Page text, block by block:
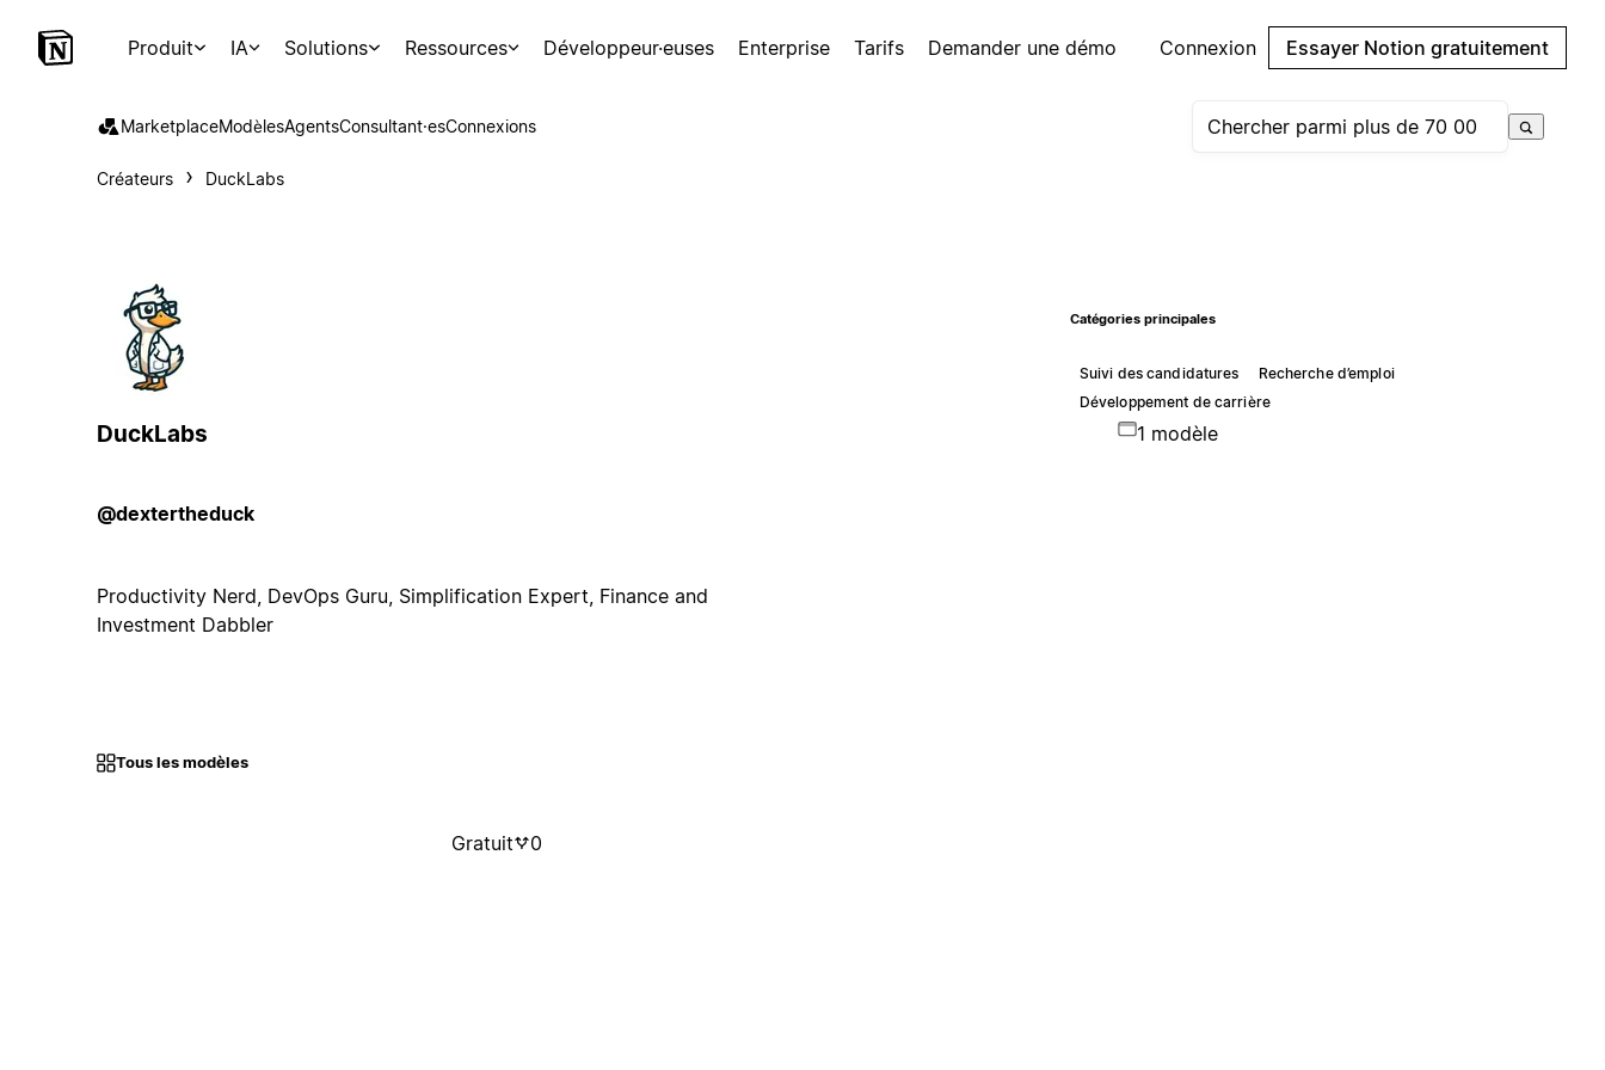
Produit IA Solutions Ressources Développeur·euses Enterprise Tarifs Demander une démo Connexion Essayer Notion gratuitement
MarketplaceModèlesAgentsConsultant·esConnexions
Créateurs DuckLabs
DuckLabs
@dextertheduck
Productivity Nerd, DevOps Guru, Simplification Expert, Finance and
Investment Dabbler
Catégories principales
Suivi des candidatures
Recherche d’emploi
Développement de carrière
1 modèle
Tous les modèles
Gratuit 0